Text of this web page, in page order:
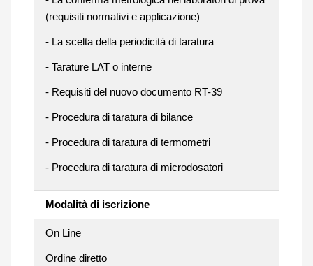
(requisiti normativi e applicazione)
- La scelta della periodicità di taratura
- Tarature LAT o interne
- Requisiti del nuovo documento RT-39
- Procedura di taratura di bilance
- Procedura di taratura di termometri
- Procedura di taratura di microdosatori
Modalità di iscrizione
On Line
Ordine diretto